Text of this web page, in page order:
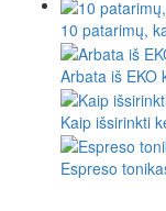
10 patarimų,
Arbata iš EKO
Kaip išsirinkti
Espreso